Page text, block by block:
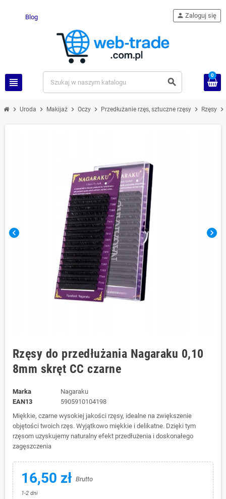
Blog
view_headline search
person Zaloguj się
0
chevron_right Uroda chevron_right Makijaż chevron_right Oczy chevron_right Przedłużanie rzęs, sztuczne rzęsy chevron_right Rzęsy chevron_right
chevron_left chevron_right
Rzęsy do przedłużania Nagaraku 0,10
8mm skręt CC czarne
Marka
Nagaraku
EAN13
5905910104198
Miękkie, czarne wysokiej jakości rzęsy, idealne na zwiększenie
objętości twoich rzęs. Wyjątkowo miękkie i delikatne. Dzięki tym
rzęsom uzyskujemy naturalny efekt przedłużenia i doskonałego
zagęszczenia
16,50 zł Brutto
1-2 dni